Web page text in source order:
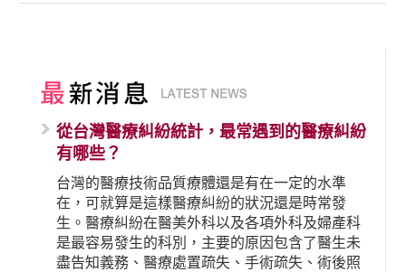
從台灣醫療糾紛統計，最常遇到的醫療糾紛
有哪些？
台灣的醫療技術品質療體還是有在一定的水準
在，可就算是這樣醫療糾紛的狀況還是時常發
生。醫療糾紛在醫美外科以及各項外科及婦產科
是最容易發生的科別，主要的原因包含了醫生未
盡告知義務、醫療處置疏失、手術疏失、術後照